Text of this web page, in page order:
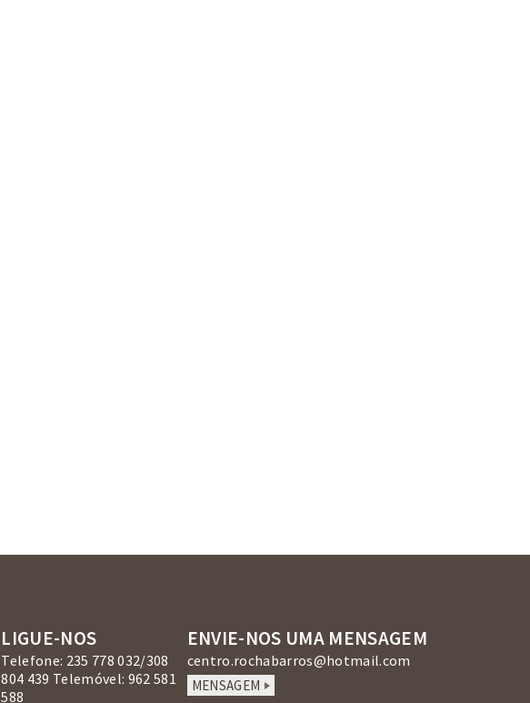
LIGUE-NOS
Telefone: 235 778 032/308
804 439 Telemóvel: 962 581
588
ENVIE-NOS UMA MENSAGEM
centro.rochabarros@hotmail.com
MENSAGEM